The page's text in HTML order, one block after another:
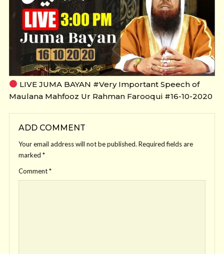
LIVE JUMA BAYAN #Very Important Speech of
Maulana Mahfooz Ur Rahman Farooqui #16-10-2020
ADD COMMENT
Your email address will not be published. Required fields are
marked *
Comment*